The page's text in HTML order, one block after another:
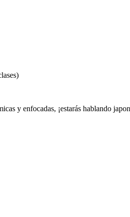
y enfocadas, ¡estarás hablando